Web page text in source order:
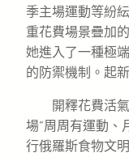
季主場運動等紛
重花費場景疊加
她進入了一種極
的防禦機制。起
開釋花費活
場“周周有運動、
行俄羅斯食物文